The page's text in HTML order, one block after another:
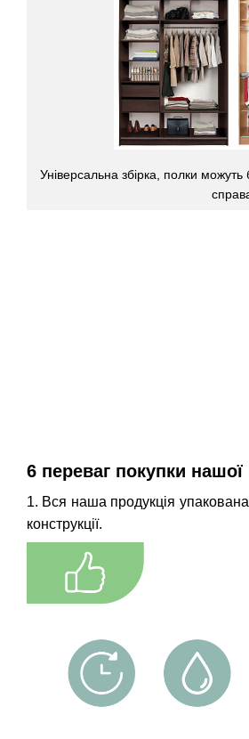
Універсальна збірка, полки можуть
6 переваг покупки нашої
1. Вся наша продукція упакована
конструкції.